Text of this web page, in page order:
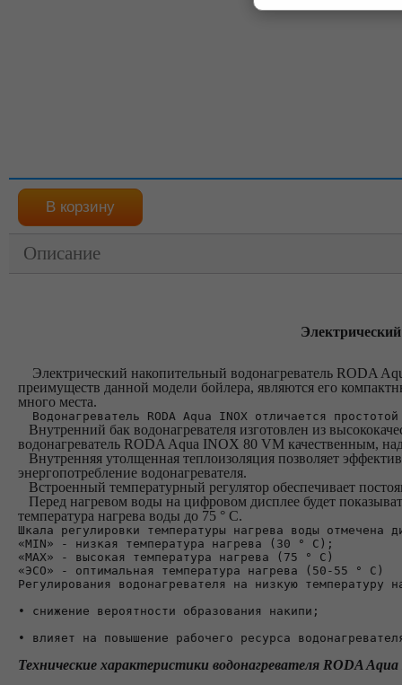
Описание
Электрический накопительный водонагреватель RODA
преимуществ данной модели бойлера, являются его
много места.
Водонагреватель RODA Aqua INOX отличается
Внутренний бак водонагревателя изготовлен из
водонагреватель RODA Aqua INOX 80 VM качественным,
Внутренняя утолщенная теплоизоляция позволяет
энергопотребление водонагревателя.
Встроенный температурный регулятор обеспечивает
Перед нагревом воды на цифровом дисплее будет
температура нагрева воды до 75 ° C.
Шкала регулировки температуры нагрева воды отмечена
«MIN» - низкая температура нагрева (30 ° C);
«MAX» - высокая температура нагрева (75 ° C)
«ЭСО» - оптимальная температура нагрева (50-55 ° C)
Регулирования водонагревателя на низкую
• снижение вероятности образования накипи;
• влияет на повышение рабочего ресурса
Технические характеристики водонагревателя RODA